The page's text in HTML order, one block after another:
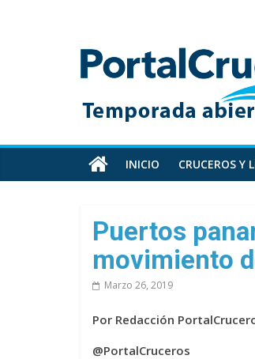
Toda
información
cruceros
en
un
sitio
INICIO CRUCEROS Y
Puertos
movimiento
Marzo 26, 2019
Por Redacción
@PortalCruceros